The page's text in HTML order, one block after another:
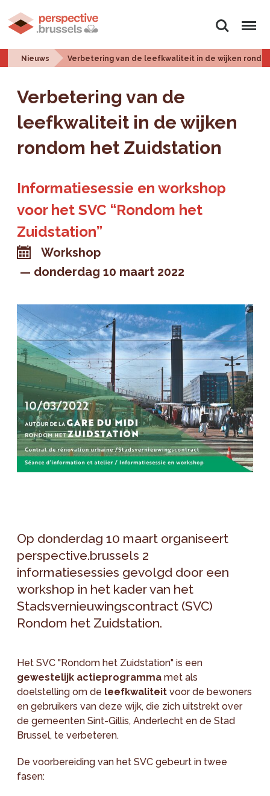
Zoeken Menu
Nieuws Verbetering van de leefkwaliteit in de wijken
Verbetering van de
leefkwaliteit in de wijken
rondom het Zuidstation
Informatiesessie en workshop
voor het SVC “Rondom het
Zuidstation”
Workshop
donderdag 10 maart 2022
Op donderdag 10 maart organiseert
perspective.brussels 2
informatiesessies gevolgd door een
workshop in het kader van het
Stadsvernieuwingscontract (SVC)
Rondom het Zuidstation.
Het SVC "Rondom het Zuidstation" is een
gewestelijk actieprogramma met als
doelstelling om de leefkwaliteit voor de bewoners
en gebruikers van deze wijk, die zich uitstrekt over
de gemeenten Sint-Gillis, Anderlecht en de Stad
Brussel, te verbeteren.
De voorbereiding van het SVC gebeurt in twee
fasen: